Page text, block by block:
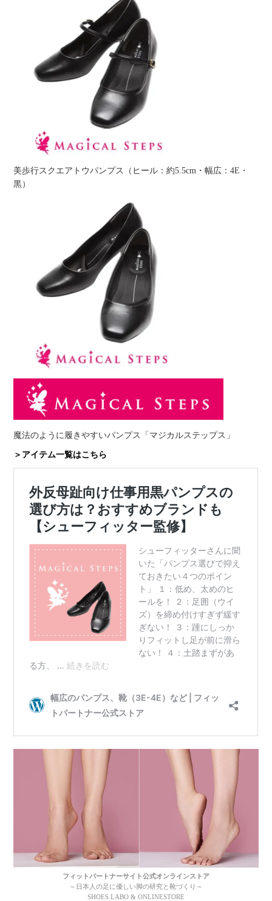
美歩行スクエアトウパンプス（ヒール：約5.5cm・幅広：4E・
黒）
魔法のように履きやすいパンプス「マジカルステップス」
＞アイテム一覧はこちら
フィットパートナーサイト公式オンラインストア
～日本人の足に優しい脚の研究と靴づくり～
SHOES LABO & ONLINESTORE